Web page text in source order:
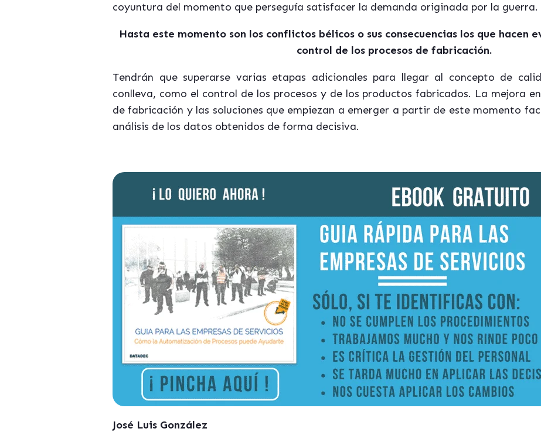
coyuntura del momento que perseguía satisfacer la demanda originada por la guerra.
Hasta este momento son los conflictos bélicos o sus consecuencias los que hacen
control de los procesos de fabricación.
Tendrán que superarse varias etapas adicionales para llegar al concepto de
conlleva, como el control de los procesos y de los productos fabricados. La mejora
de fabricación y las soluciones que empiezan a emerger a partir de este momento
análisis de los datos obtenidos de forma decisiva.
José Luis González